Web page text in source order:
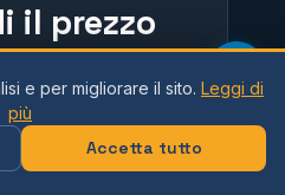
il prezzo
per le
all'ingrosso per
Inviaci una
e per migliorare il sito. Leggi di
più
Accetta tutto